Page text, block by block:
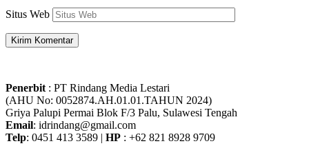
Situs Web
Penerbit : PT Rindang Media Lestari
(AHU No: 0052874.AH.01.01.TAHUN 2024)
Griya Palupi Permai Blok F/3 Palu, Sulawesi Tengah
Email: idrindang@gmail.com
Telp: 0451 413 3589 | HP : +62 821 8928 9709